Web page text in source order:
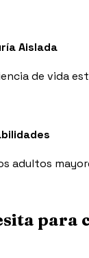
Aislada
de vida
adultos
para